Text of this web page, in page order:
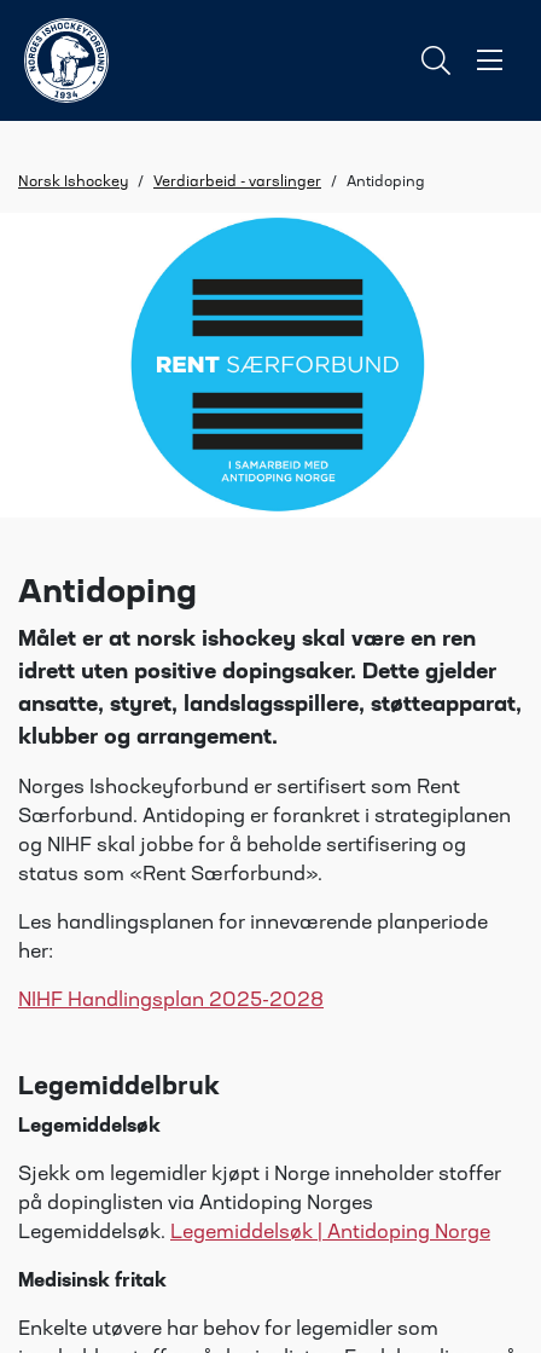
Norsk Ishockey / Verdiarbeid - varslinger / Antidoping
Antidoping
Målet er at norsk ishockey skal være en ren
idrett uten positive dopingsaker. Dette gjelder
ansatte, styret, landslagsspillere, støtteapparat,
klubber og arrangement.
Norges Ishockeyforbund er sertifisert som Rent
Særforbund. Antidoping er forankret i strategiplanen
og NIHF skal jobbe for å beholde sertifisering og
status som «Rent Særforbund».
Les handlingsplanen for inneværende planperiode
her:
NIHF Handlingsplan 2025-2028
Legemiddelbruk
Legemiddelsøk
Sjekk om legemidler kjøpt i Norge inneholder stoffer
på dopinglisten via Antidoping Norges
Legemiddelsøk. Legemiddelsøk | Antidoping Norge
Medisinsk fritak
Enkelte utøvere har behov for legemidler som